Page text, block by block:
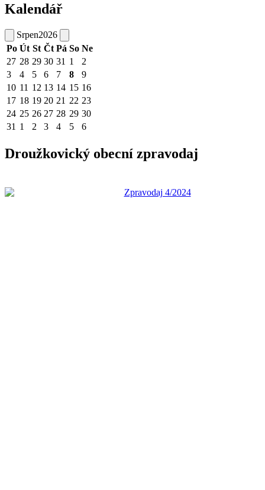
Kalendář
Srpen2026
Po Út St Čt Pá So Ne
27 28 29 30 31 1
2
3
4 5 6 7 8
9
10 11 12 13 14 15 16
17 18 19 20 21 22 23
24 25 26 27 28 29 30
31 1 2 3 4 5 6
Droužkovický obecní zpravodaj